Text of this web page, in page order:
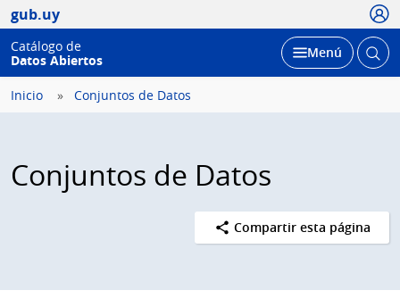
gub.uy
Catálogo de
Datos Abiertos
Desplegar
Menú Abrir
Inicio Conjuntos de Datos
Conjuntos de Datos
Compartir esta página